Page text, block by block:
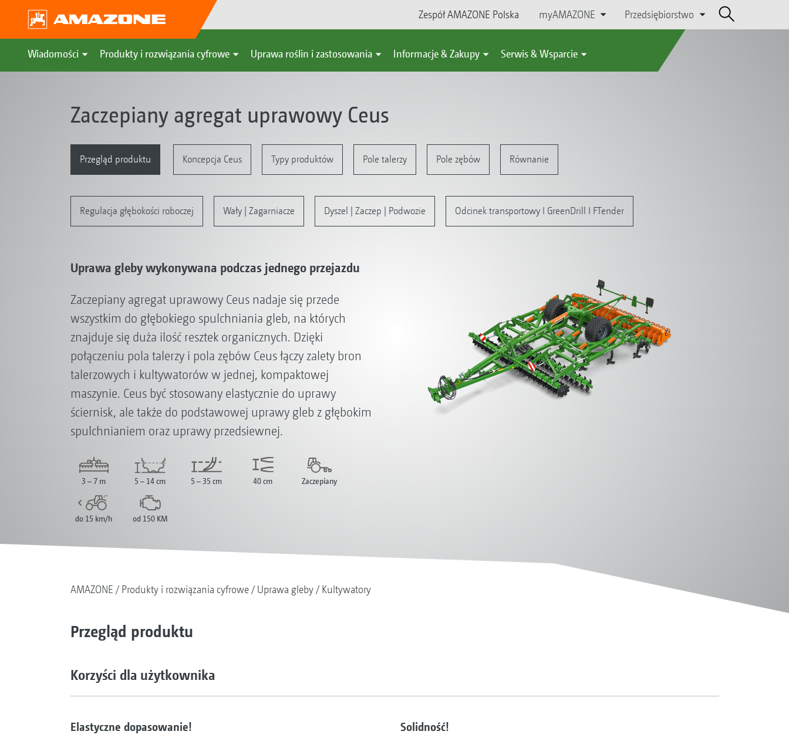
Zespół AMAZONE Polska myAMAZONE Przedsiębiorstwo
Wiadomości Produkty i rozwiązania cyfrowe Uprawa roślin i zastosowania Informacje & Zakupy Serwis & Wsparcie
Zaczepiany agregat uprawowy Ceus
Przegląd produktu Koncepcja Ceus Typy produktów Pole talerzy Pole zębów Równanie
Regulacja głębokości roboczej Wały | Zagarniacze Dyszel | Zaczep | Podwozie Odcinek transportowy I GreenDrill I FTender
Uprawa gleby wykonywana podczas jednego przejazdu
Zaczepiany agregat uprawowy Ceus nadaje się przede
wszystkim do głębokiego spulchniania gleb, na których
znajduje się duża ilość resztek organicznych. Dzięki
połączeniu pola talerzy i pola zębów Ceus łączy zalety bron
talerzowych i kultywatorów w jednej, kompaktowej
maszynie. Ceus być stosowany elastycznie do uprawy
ściernisk, ale także do podstawowej uprawy gleb z głębokim
spulchnianiem oraz uprawy przedsiewnej.
3 – 7 m 5 – 14 cm 5 – 35 cm 40 cm Zaczepiany
do 15 km/h od 150 KM
AMAZONE Produkty i rozwiązania cyfrowe Uprawa gleby Kultywatory
Przegląd produktu
Korzyści dla użytkownika
Elastyczne dopasowanie! Solidność!